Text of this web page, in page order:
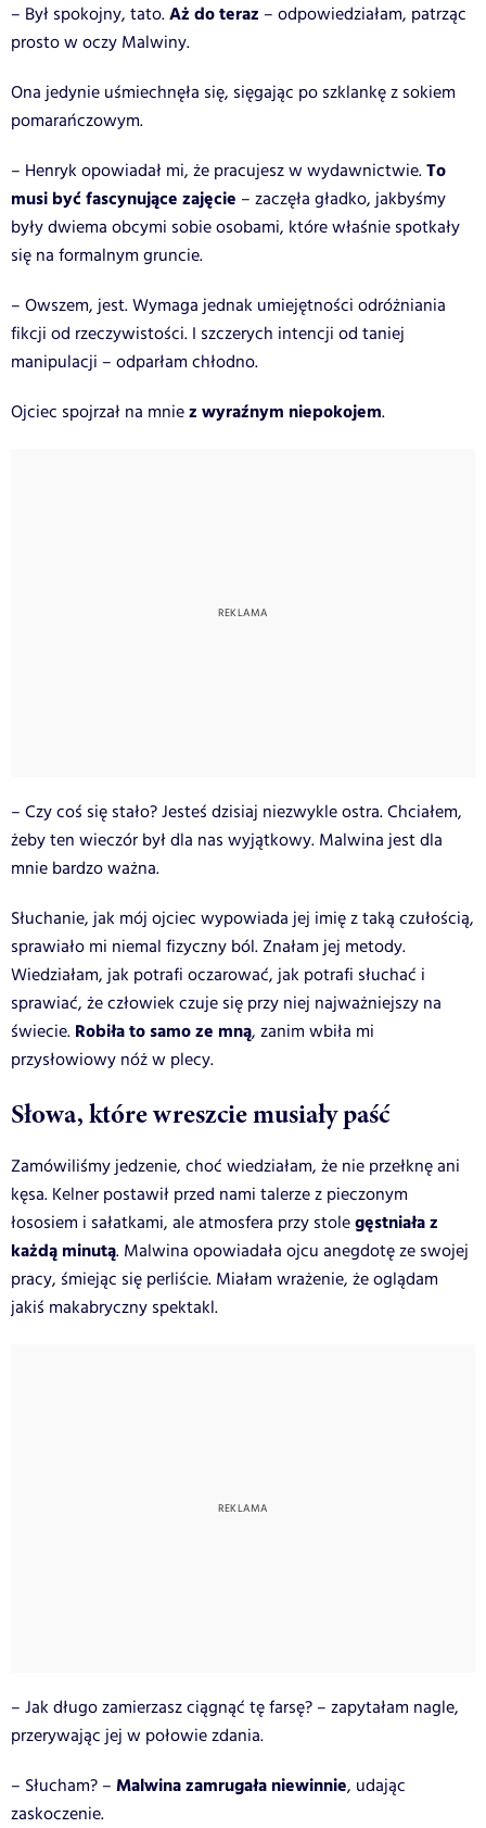
– Był spokojny, tato.Aż do teraz – odpowiedziałam, patrząc
prosto w oczy Malwiny.
Ona jedynie uśmiechnęła się, sięgając po szklankę z sokiem
pomarańczowym.
– Henryk opowiadał mi, że pracujesz w wydawnictwie.To
musi być fascynujące zajęcie – zaczęła gładko, jakbyśmy
były dwiema obcymi sobie osobami, które właśnie spotkały
się na formalnym gruncie.
– Owszem, jest. Wymaga jednak umiejętności odróżniania
fikcji od rzeczywistości. I szczerych intencji od taniej
manipulacji – odparłam chłodno.
Ojciec spojrzał na mniez wyraźnym niepokojem.
– Czy coś się stało? Jesteś dzisiaj niezwykle ostra. Chciałem,
żeby ten wieczór był dla nas wyjątkowy. Malwina jest dla
mnie bardzo ważna.
Słuchanie, jak mój ojciec wypowiada jej imię z taką czułością,
sprawiało mi niemal fizyczny ból. Znałam jej metody.
Wiedziałam, jak potrafi oczarować, jak potrafi słuchać i
sprawiać, że człowiek czuje się przy niej najważniejszy na
świecie. Robiła to samo ze mną, zanim wbiła mi
przysłowiowy nóż w plecy.
Słowa, które wreszcie musiały paść
Zamówiliśmy jedzenie, choć wiedziałam, że nie przełknę ani
kęsa. Kelner postawił przed nami talerze z pieczonym
łososiem i sałatkami, ale atmosfera przy stolegęstniała z
każdą minutą. Malwina opowiadała ojcu anegdotę ze swojej
pracy, śmiejąc się perliście. Miałam wrażenie, że oglądam
jakiś makabryczny spektakl.
– Jak długo zamierzasz ciągnąć tę farsę? – zapytałam nagle,
przerywając jej w połowie zdania.
– Słucham? – Malwina zamrugała niewinnie, udając
zaskoczenie.